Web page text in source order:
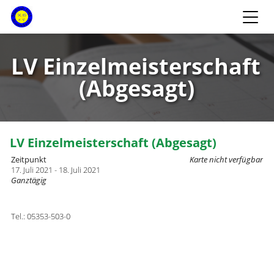
LV Einzelmeisterschaft
(Abgesagt)
LV Einzelmeisterschaft (Abgesagt)
Karte nicht verfügbar
Zeitpunkt
17. Juli 2021 - 18. Juli 2021
Ganztägig
Tel.: 05353-503-0